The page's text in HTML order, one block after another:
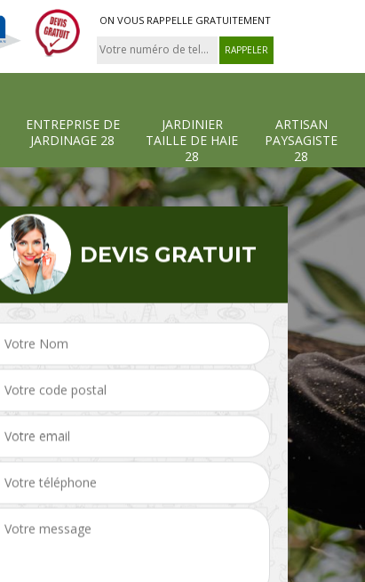
ON VOUS RAPPELLE GRATUITEMENT
ENTREPRISE DE
JARDINAGE 28
JARDINIER
TAILLE DE HAIE
28
ARTISAN
PAYSAGISTE
28
Entreprise abattage Entreprise de
jardinage 28
DEVIS GRATUIT